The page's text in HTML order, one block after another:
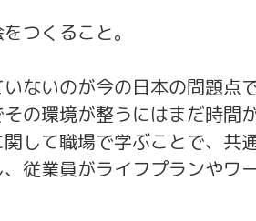
つくること。
ないのが今の日本の問題点
の環境が整うにはまだ時間
して職場で学ぶことで、共
従業員がライフプランやワ